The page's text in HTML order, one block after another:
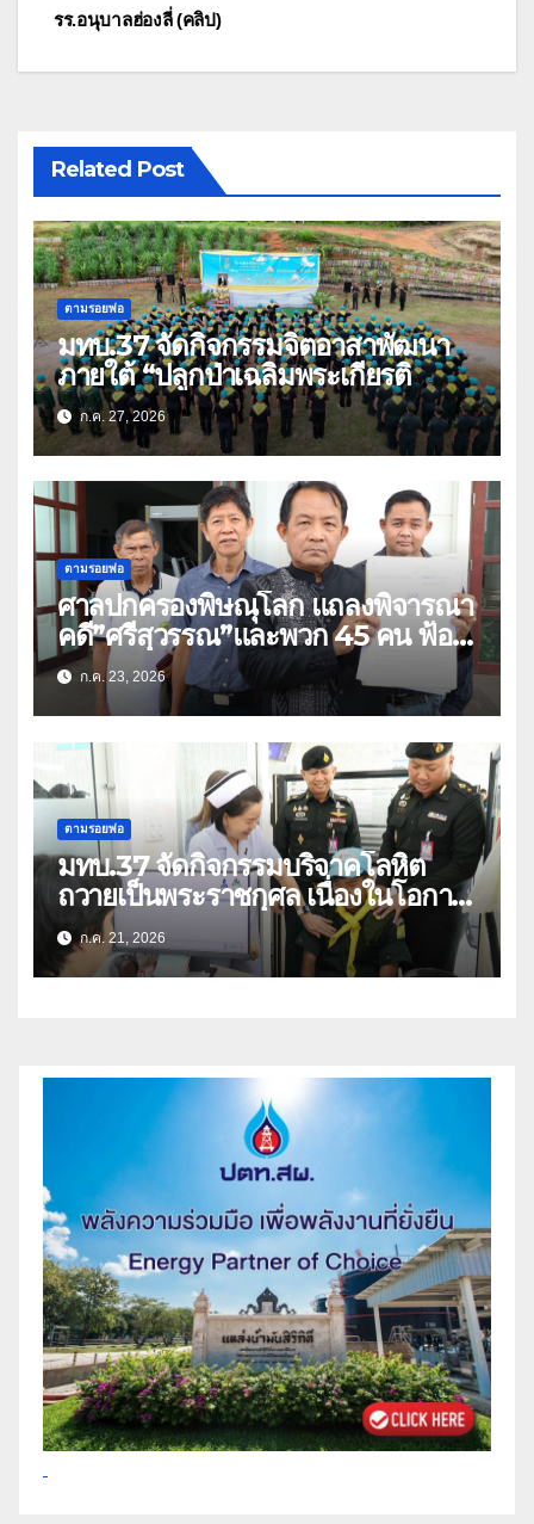
รร.อนุบาลฮ่องลี่ (คลิป)
Related Post
ตามรอยพ่อ
มทบ.37 จัดกิจกรรมจิตอาสาพัฒนา
ภายใต้ “ปลูกป่าเฉลิมพระเกียรติ
ก.ค. 27, 2026
ตามรอยพ่อ
ศาลปกครองพิษณุโลก แถลงพิจารณา
คดี”ศรีสุวรรณ”และพวก 45 คน ฟ้อง
สร้างถนนตัดสวนเฉลิมพระเกียรติ 80
พรรษา (คลิป)
ก.ค. 23, 2026
ตามรอยพ่อ
มทบ.37 จัดกิจกรรมบริจาคโลหิต
ถวายเป็นพระราชกุศล เนื่องในโอกาส
วันเฉลิมพระชนมพรรษา พระบาท
สมเด็จพระเจ้าอยู่หัว
ก.ค. 21, 2026